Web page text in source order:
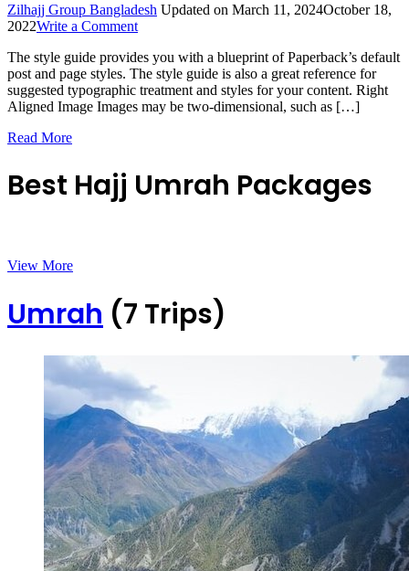
Zilhajj Group Bangladesh Updated on March 11, 2024October 18,
2022Write a Commenton
Guide
to
Rocky
Mountain
The style guide provides you with a blueprint of Paperback’s default
post and page styles. The style guide is also a great reference for
suggested typographic treatment and styles for your content. Right
Aligned Image Images may be two-dimensional, such as […]
Read More
Best Hajj Umrah Packages
View More
Umrah (7 Trips)